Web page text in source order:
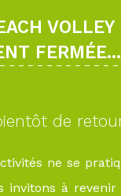
VOLLEY
FERMÉE...
de
ne se
invitons à